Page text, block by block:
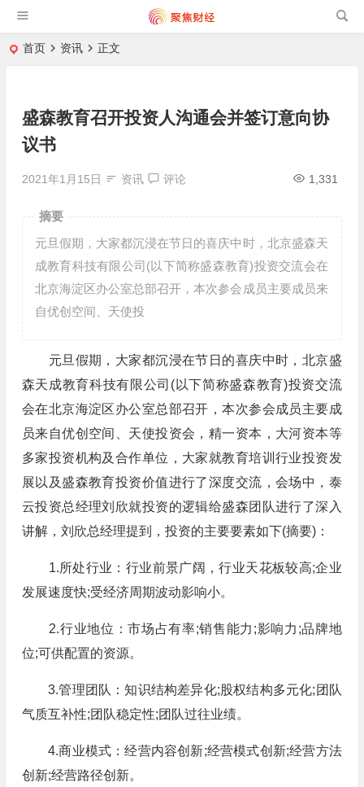
首页 资讯 正文
盛森教育召开投资人沟通会并签订意向协
议书
2021年1月15日 资讯 评论 1,331
摘要
元旦假期，大家都沉浸在节日的喜庆中时，北京盛森天
成教育科技有限公司(以下简称盛森教育)投资交流会在
北京海淀区办公室总部召开，本次参会成员主要成员来
自优创空间、天使投
元旦假期，大家都沉浸在节日的喜庆中时，北京盛
森天成教育科技有限公司(以下简称盛森教育)投资交流
会在北京海淀区办公室总部召开，本次参会成员主要成
员来自优创空间、天使投资会，精一资本，大河资本等
多家投资机构及合作单位，大家就教育培训行业投资发
展以及盛森教育投资价值进行了深度交流，会场中，泰
云投资总经理刘欣就投资的逻辑给盛森团队进行了深入
讲解，刘欣总经理提到，投资的主要要素如下(摘要)：
1.所处行业：行业前景广阔，行业天花板较高;企业
发展速度快;受经济周期波动影响小。
2.行业地位：市场占有率;销售能力;影响力;品牌地
位;可供配置的资源。
3.管理团队：知识结构差异化;股权结构多元化;团队
气质互补性;团队稳定性;团队过往业绩。
4.商业模式：经营内容创新;经营模式创新;经营方法
创新;经营路径创新。